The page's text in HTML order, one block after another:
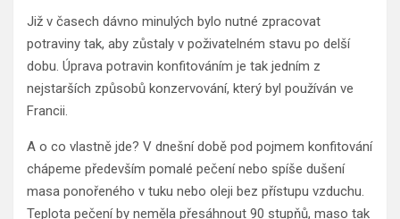
Již v časech dávno minulých bylo nutné zpracovat
potraviny tak, aby zůstaly v poživatelném stavu po delší
dobu. Úprava potravin konfitováním je tak jedním z
nejstarších způsobů konzervování, který byl používán ve
Francii.
A o co vlastně jde? V dnešní době pod pojmem konfitování
chápeme především pomalé pečení nebo spíše dušení
masa ponořeného v tuku nebo oleji bez přístupu vzduchu.
Teplota pečení by neměla přesáhnout 90 stupňů, maso tak